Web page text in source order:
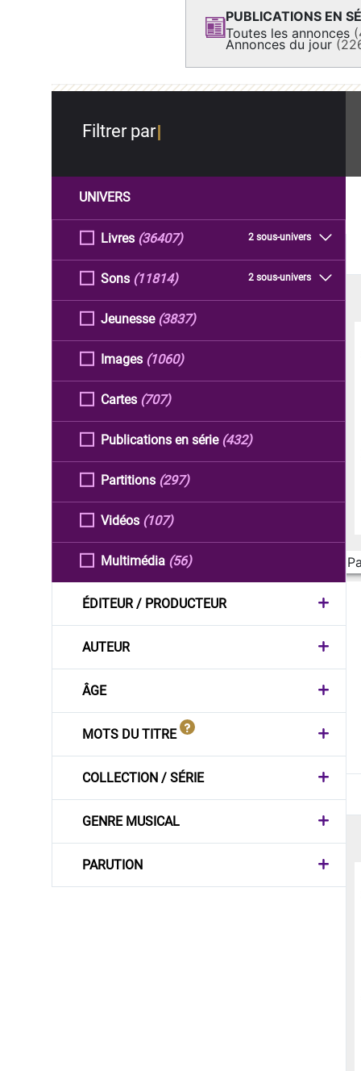
PUBLICATIONS EN
Toutes les annonces
Annonces du jour
Filtrer par
UNIVERS
Livres 2 sous-univers
(36407)
Sons 2 sous-univers
(11814)
Jeunesse (3837)
Images (1060)
Cartes (707)
Publications en série (432)
Partitions (297)
Vidéos (107)
Multimédia (56)
ÉDITEUR / PRODUCTEUR
AUTEUR
ÂGE
MOTS DU TITRE
COLLECTION / SÉRIE
GENRE MUSICAL
PARUTION